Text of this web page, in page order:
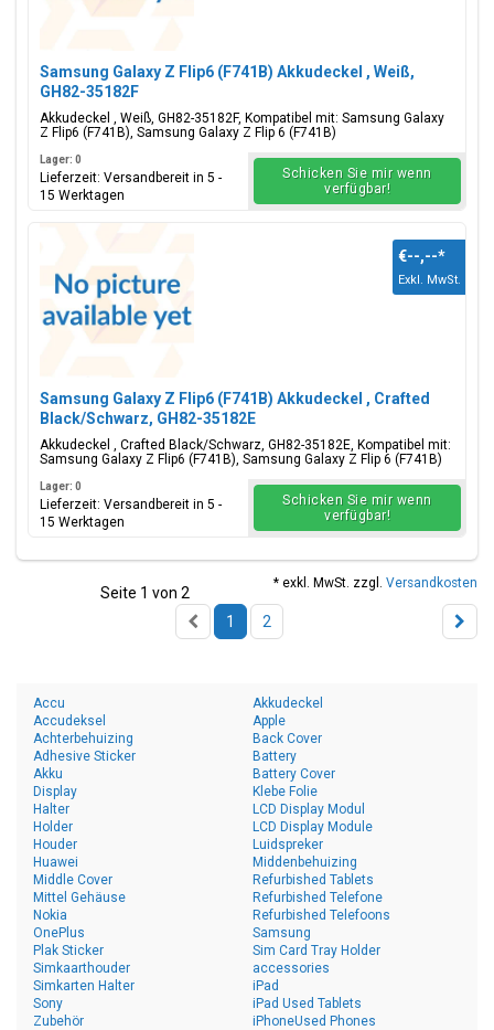
Samsung Galaxy Z Flip6 (F741B) Akkudeckel , Weiß,
GH82-35182F
Akkudeckel , Weiß, GH82-35182F, Kompatibel mit: Samsung Galaxy
Z Flip6 (F741B), Samsung Galaxy Z Flip 6 (F741B)
Lager: 0
Lieferzeit: Versandbereit in 5 -
15 Werktagen
Schicken Sie mir wenn
verfügbar!
Samsung Galaxy Z Flip6 (F741B) Akkudeckel , Crafted
Black/Schwarz, GH82-35182E
Akkudeckel , Crafted Black/Schwarz, GH82-35182E, Kompatibel mit:
Samsung Galaxy Z Flip6 (F741B), Samsung Galaxy Z Flip 6 (F741B)
€--,--*
Exkl. MwSt.
Lager: 0
Lieferzeit: Versandbereit in 5 -
15 Werktagen
Schicken Sie mir wenn
verfügbar!
* exkl. MwSt. zzgl. Versandkosten
Seite 1 von 2
1
2
Accu
Accudeksel
Achterbehuizing
Adhesive Sticker
Akku
Akkudeckel
Apple
Back Cover
Battery
Battery Cover
Display
Halter
Holder
Houder
Huawei
Klebe Folie
LCD Display Modul
LCD Display Module
Luidspreker
Middenbehuizing
Middle Cover
Mittel Gehäuse
Nokia
OnePlus
Plak Sticker
Refurbished Tablets
Refurbished Telefone
Refurbished Telefoons
Samsung
Sim Card Tray Holder
Simkaarthouder
Simkarten Halter
Sony
Zubehör
accessories
iPad
iPad Used Tablets
iPhoneUsed Phones